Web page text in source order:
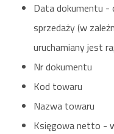
Data dokumentu -
sprzedaży (w
uruchamiany jest
Nr dokumentu
Kod towaru
Nazwa towaru
Księgowa netto -